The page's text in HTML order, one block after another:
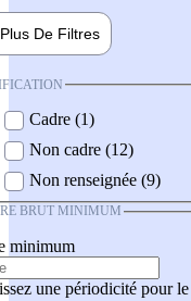
Plus De Filtres
Cadre (1)
Non cadre (12)
Non renseignée (9)
BRUT MINIMUM
minimum
une périodicité pour le